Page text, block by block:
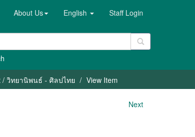
About Us English Staff Login
/ วิทยานิพนธ์ - ศิลปไทย View Item
Next